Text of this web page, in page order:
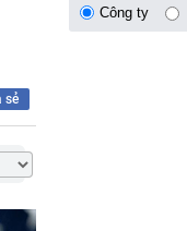
sẻ
Công ty